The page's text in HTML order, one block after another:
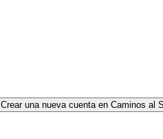
Crear una nueva cuenta en Caminos al